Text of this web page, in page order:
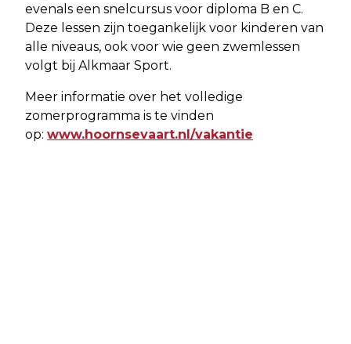
evenals een snelcursus voor diploma B en C.
Deze lessen zijn toegankelijk voor kinderen van
alle niveaus, ook voor wie geen zwemlessen
volgt bij Alkmaar Sport.
Meer informatie over het volledige
zomerprogramma is te vinden
op: www.hoornsevaart.nl/vakantie